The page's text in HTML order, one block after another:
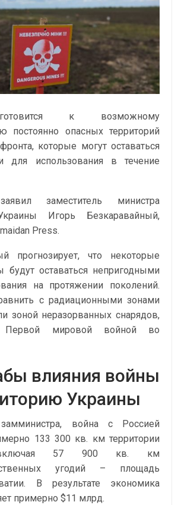
к возможному
постоянно опасных территорий
которые могут оставаться
для использования в течение
заместитель министра
Игорь Безкаравайный,
Press.
прогнозирует, что некоторые
будут оставаться непригодными
на протяжении поколений.
с радиационными зонами
зоной неразорванных снарядов,
Первой мировой войной во
влияния войны
Украины
война с Россией
133 300 кв. км территории
включая 57 900 кв. км
угодий – площадь
В результате экономика
примерно $11 млрд.